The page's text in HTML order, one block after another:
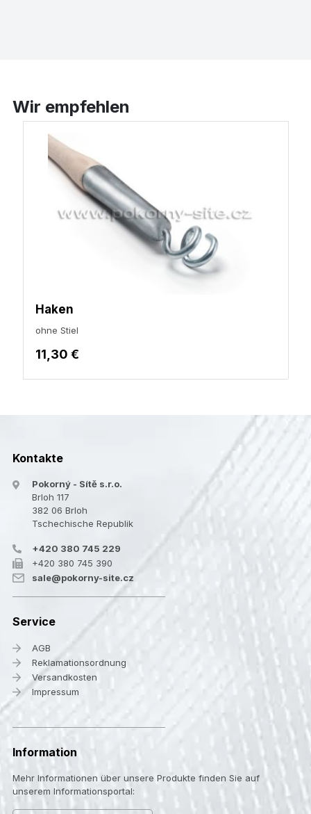
Wir empfehlen
Haken
ohne Stiel
11,30 €
Kontakte
Pokorný - Sítě s.r.o.
Brloh 117
382 06 Brloh
Tschechische Republik
+420 380 745 229
+420 380 745 390
sale@pokorny-site.cz
Service
AGB
Reklamationsordnung
Versandkosten
Impressum
Information
Mehr Informationen über unsere Produkte finden Sie auf
unserem Informationsportal: